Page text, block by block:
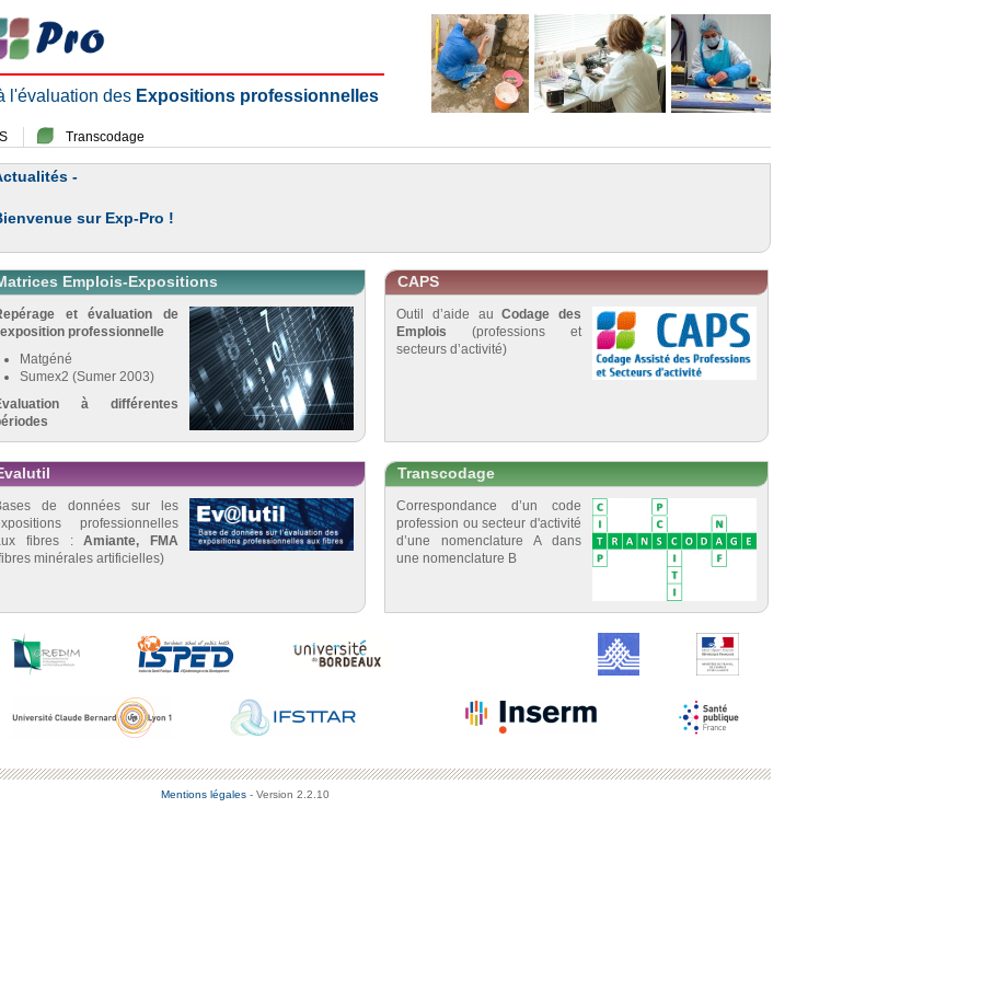
l'évaluation des Expositions professionnelles
Transcodage
-
sur Exp-Pro !
Emplois-Expositions
et évaluation de
professionnelle
Matgéné
Sumex2 (Sumer 2003)
à différentes
CAPS
Outil d’aide auCodage des
Emplois (professions et
secteurs d’activité)
de données sur les
professionnelles
fibres :Amiante, FMA
minérales artificielles)
Transcodage
Correspondance d’un code
profession ou secteur d'activité
d’une nomenclature A dans
une nomenclature B
Mentions légales - Version 2.2.10